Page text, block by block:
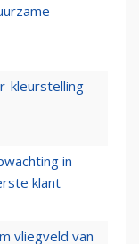
kleurstelling
in
klant
vliegveld van